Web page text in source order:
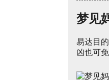
梦见
易达目
凶也可